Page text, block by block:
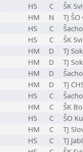
HS C
ŠK
HM N
TJ
HS C
HS C
ŠK
HM D
TJ
HM D
TJ
HM D
HM D
TJ
HS C
HM C
ŠK
HS C
ŠO
HM C
TJ
HS C
TJ